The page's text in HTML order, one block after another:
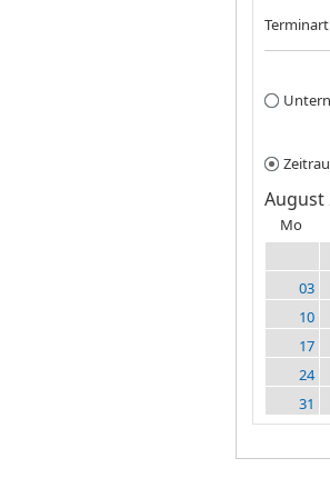
Terminart
August
Mo
03
10
17
24
31